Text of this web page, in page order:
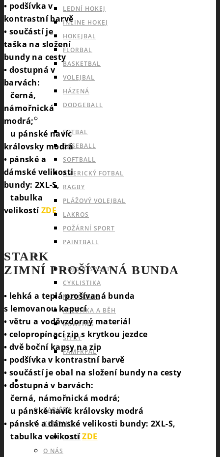
LEDNÍ HOKEJ
INLINE HOKEJ
HOKEJBAL
FLORBAL
BASKETBAL
VOLEJBAL
HÁZENÁ
DODGEBALL
FOTBAL
BASEBALL
SOFTBALL
AMERICKÝ FOTBAL
RAGBY
PLÁŽOVÝ VOLEJBAL
LAKROS
POŽÁRNÍ SPORT
PAINTBALL
INDIVIDUÁLNÍ A OSTATNÍ SPORTY
BOJOVÉ SPORTY
CYKLISTIKA
MOTOKROS
ATLETIKA A BĚH
BOWLING
ŠIPKY
FAMFRPÁL
KARIÉRA
KONTAKT
ZEMĚ
O NÁS
• podšívka v
kontrastní barvě
• součástí je
taška na složení
bundy na cesty
• dostupná v
barvách:
černá,
námořnická
modrá;
u pánské navíc
královsky modrá
• pánské a
dámské velikosti
bundy: 2XL-S,
tabulka
velikostíZDE
STARK
ZIMNÍ PROŠÍVANÁ BUNDA
• lehká a teplá prošívaná bunda
s lemovanou kapucí
• větru a voděvzdorný materiál
• celopropínací zip s krytkou jezdce
• dvě boční kapsy na zip
• podšívka v kontrastní barvě
• součástí je obal na složení bundy na cesty
• dostupná v barvách:
černá, námořnická modrá;
u pánské navíc královsky modrá
• pánské a dámské velikosti bundy: 2XL-S,
tabulka velikostíZDE